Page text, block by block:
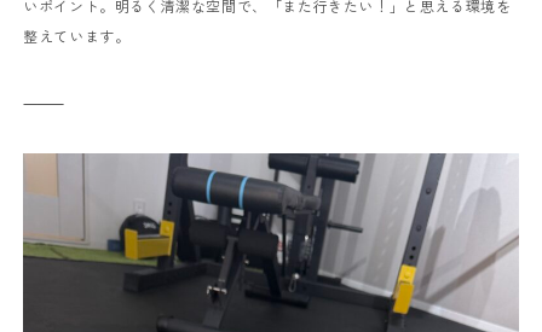
いポイント。 明るく清潔な空間で、「また行きたい！」と思える環境を
整えています。
⸻